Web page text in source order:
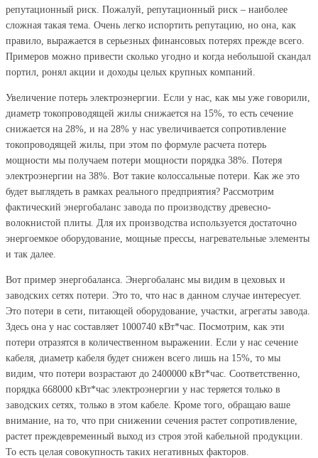
репутационный риск. Пожалуй, репутационный риск – наиболее
сложная такая тема. Очень легко испортить репутацию, но она, как
правило, выражается в серьезных финансовых потерях прежде всего.
Примеров можно привести сколько угодно и когда небольшой скандал
портил, ронял акции и доходы целых крупных компаний.
Увеличение потерь электроэнергии. Если у нас, как мы уже говорили,
диаметр токопроводящей жилы снижается на 15%, то есть сечение
снижается на 28%, и на 28% у нас увеличивается сопротивление
токопроводящей жилы, при этом по формуле расчета потерь
мощности мы получаем потери мощности порядка 38%. Потеря
электроэнергии на 38%. Вот такие колоссальные потери. Как же это
будет выглядеть в рамках реального предприятия? Рассмотрим
фактический энергобаланс завода по производству древесно-
волокнистой плиты. Для их производства используется достаточно
энергоемкое оборудование, мощные прессы, нагревательные элементы
и так далее.
Вот пример энергобаланса. Энергобаланс мы видим в цеховых и
заводских сетях потери. Это то, что нас в данном случае интересует.
Это потери в сети, питающей оборудование, участки, агрегаты завода.
Здесь она у нас составляет 1000740 кВт*час. Посмотрим, как эти
потери отразятся в количественном выражении. Если у нас сечение
кабеля, диаметр кабеля будет снижен всего лишь на 15%, то мы
видим, что потери возрастают до 2400000 кВт*час. Соответственно,
порядка 668000 кВт*час электроэнергии у нас теряется только в
заводских сетях, только в этом кабеле. Кроме того, обращаю ваше
внимание, на то, что при снижении сечения растет сопротивление,
растет преждевременный выход из строя этой кабельной продукции.
То есть целая совокупность таких негативных факторов.